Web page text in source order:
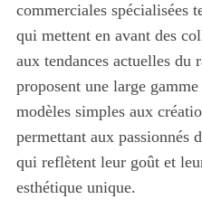
commerciales spécialisées
qui mettent en avant des
aux tendances actuelles du
proposent une large
modèles simples aux
permettant aux passionnés
qui reflètent leur goût et
esthétique unique.